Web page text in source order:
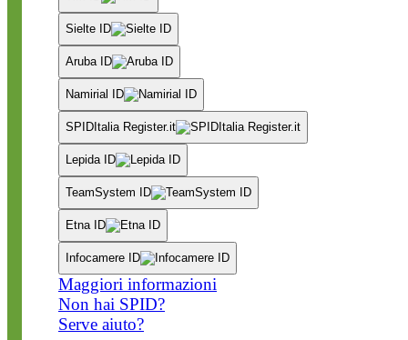
Sielte ID
Aruba ID
Namirial ID
SPIDItalia Register.it
Lepida ID
TeamSystem ID
Etna ID
Infocamere ID
Maggiori informazioni
Non hai SPID?
Serve aiuto?